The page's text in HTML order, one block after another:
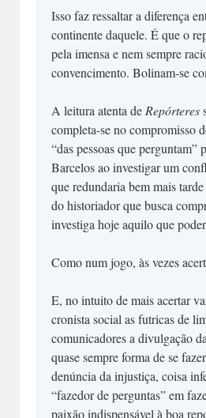
Isso faz ressaltar a diferença
continente daquele. É que o
pela imensa e nem sempre
convencimento. Bolinam-se
A leitura atenta de Repórteres
completa-se no compromisso
“das pessoas que
Barcelos ao investigar um
que redundaria bem mais
do historiador que busca
investiga hoje aquilo que
Como num jogo, às vezes
E, no intuito de mais acertar
cronista social as futricas de
comunicadores a divulgação
quase sempre forma de se
denúncia da injustiça, coisa
“fazedor de perguntas” em
paixão indispensável à boa